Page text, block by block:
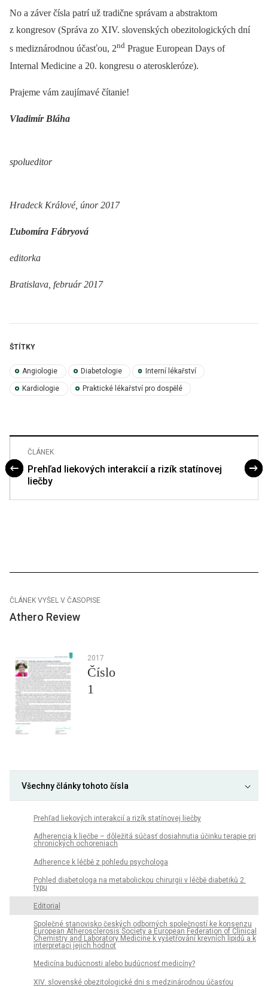
No a záver čísla patrí už tradične správam a abstraktom
z kongresov (Správa zo XIV. slovenských obezitologických dní
s mediznárodnou účasťou, 2nd Prague European Days of
Internal Medicine a 20. kongresu o ateroskleróze).
Prajeme vám zaujímavé čítanie!
Vladimír Bláha
spolueditor
Hradeck Králové, únor 2017
Ľubomíra Fábryová
editorka
Bratislava, február 2017
ŠTÍTKY
Angiologie Diabetologie Interní lékařství
Kardiologie Praktické lékařství pro dospělé
ČLÁNEK
Prehľad liekových interakcií a rizík statínovej
liečby
ČLÁNEK VYŠEL V ČASOPISE
Athero Review
2017
Číslo
1
Všechny články tohoto čísla
Prehľad liekových interakcií a rizík statínovej liečby
Adherencia k liečbe – dôležitá súčasť dosiahnutia účinku terapie pri
chronických ochoreniach
Adherence k léčbě z pohledu psychologa
Pohled diabetologa na metabolickou chirurgii v léčbě diabetiků 2.
typu
Editorial
Společné stanovisko českých odborných společností ke konsenzu
European Atherosclerosis Society a European Federation of Clinical
Chemistry and Laboratory Medicine k vyšetřování krevních lipidů a k
interpretaci jejich hodnot
Medicína budúcnosti alebo budúcnosť medicíny?
XIV. slovenské obezitologické dni s medzinárodnou účasťou